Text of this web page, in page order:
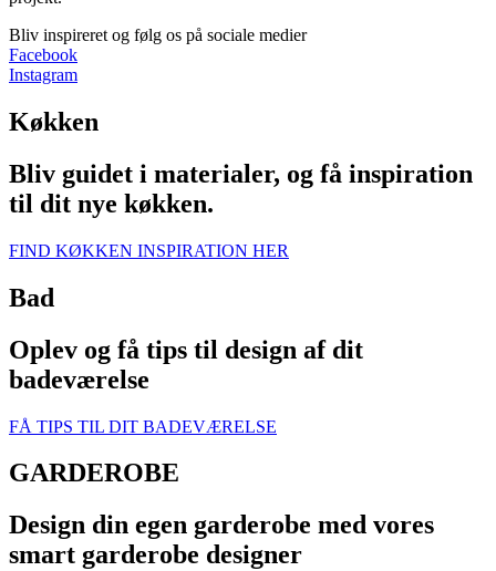
Bliv inspireret og følg os på sociale medier
Facebook
Instagram
Køkken
Bliv guidet i materialer, og få inspiration
til dit nye køkken.
FIND KØKKEN INSPIRATION HER
Bad
Oplev og få tips til design af dit
badeværelse
FÅ TIPS TIL DIT BADEVÆRELSE
GARDEROBE
Design din egen garderobe med vores
smart garderobe designer